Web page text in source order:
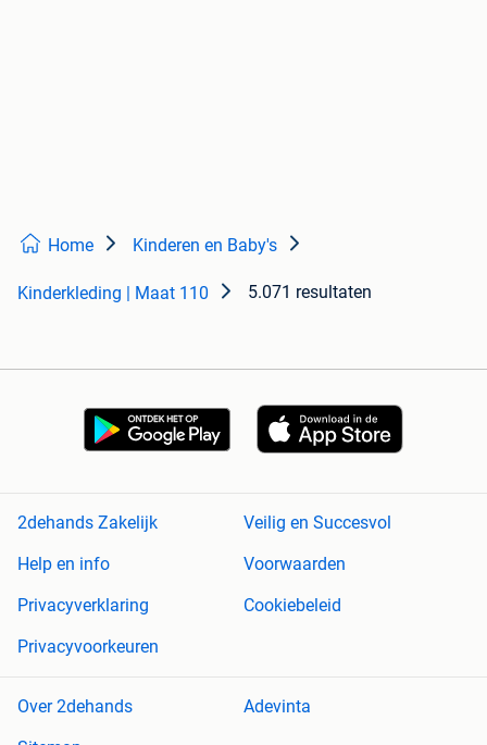
Home Kinderen en Baby's
Kinderkleding | Maat 110 5.071 resultaten
2dehands Zakelijk
Veilig en Succesvol
Help en info
Voorwaarden
Privacyverklaring
Cookiebeleid
Privacyvoorkeuren
Over 2dehands
Adevinta